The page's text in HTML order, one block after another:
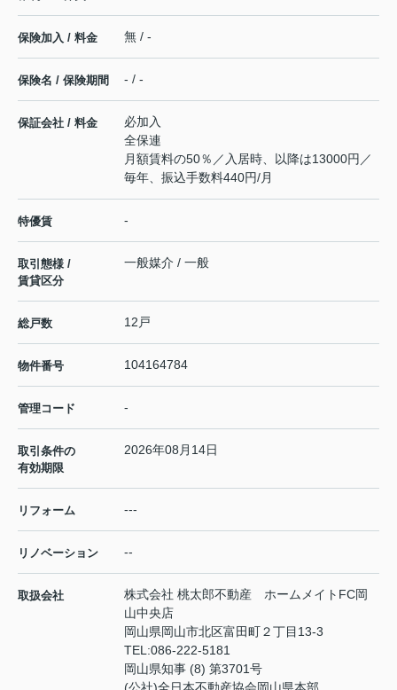
保険加入 / 料金 無 / -
保険名 / 保険期間 - / -
保証会社 / 料金
必加入
全保連
月額賃料の50％／入居時、以降は13000円／
毎年、振込手数料440円/月
特優賃 -
取引態様 /
賃貸区分
一般媒介 / 一般
総戸数 12戸
物件番号 104164784
管理コード -
取引条件の
有効期限
2026年08月14日
リフォーム ---
リノベーション --
取扱会社
株式会社 桃太郎不動産 ホームメイトFC岡
山中央店
岡山県岡山市北区富田町２丁目13-3
TEL:086-222-5181
岡山県知事 (8) 第3701号
(公社)全日本不動産協会岡山県本部